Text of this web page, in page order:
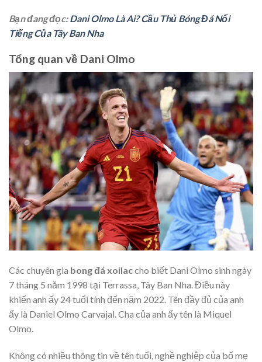
Bạn đang đọc:Dani Olmo Là Ai? Cầu Thủ Bóng Đá Nổi
Tiếng Của Tây Ban Nha
Tổng quan về Dani Olmo
Các chuyên gia bong đá xoilaccho biết Dani Olmo sinh ngày
7 tháng 5 năm 1998 tại Terrassa, Tây Ban Nha. Điều này
khiến anh ấy 24 tuổi tính đến năm 2022. Tên đầy đủ của anh
ấy là Daniel Olmo Carvajal. Cha của anh ấy tên là Miquel
Olmo.
Không có nhiều thông tin về tên tuổi, nghề nghiệp của bố mẹ